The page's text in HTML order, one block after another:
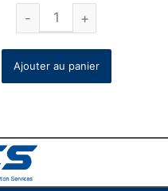
Ajouter au panier